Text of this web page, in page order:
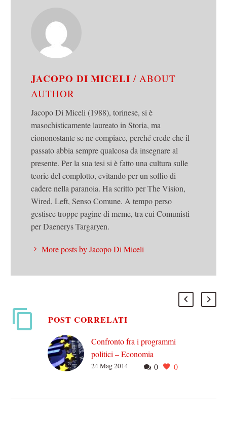
JACOPO DI MICELI/ ABOUT
AUTHOR
Jacopo Di Miceli (1988), torinese, si è
masochisticamente laureato in Storia, ma
ciononostante se ne compiace, perché crede che il
passato abbia sempre qualcosa da insegnare al
presente. Per la sua tesi si è fatto una cultura sulle
teorie del complotto, evitando per un soffio di
cadere nella paranoia. Ha scritto per The Vision,
Wired, Left, Senso Comune. A tempo perso
gestisce troppe pagine di meme, tra cui Comunisti
per Daenerys Targaryen.
More posts by Jacopo Di Miceli
POST CORRELATI
Confronto fra i programmi
politici – Economia
Mai, come in queste0 0
24 Mag 2014